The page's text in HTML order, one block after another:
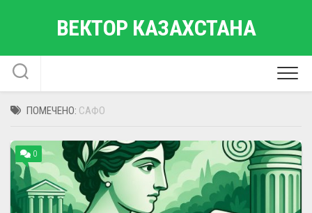
ВЕКТОР КАЗАХСТАНА
ПОМЕЧЕНО: САФО
0